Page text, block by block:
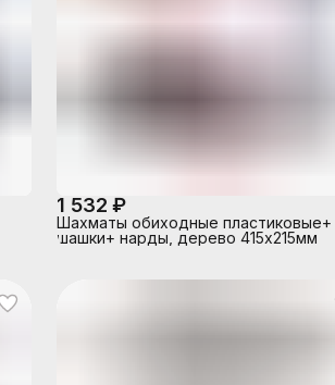
1 532 ₽
Шахматы обиходные пластиковые+
шашки+ нарды, дерево 415х215мм